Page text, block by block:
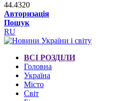
44.4320
Авторизація
Пошук
RU
ВСІ РОЗДІЛИ
Головна
Україна
Місто
Світ